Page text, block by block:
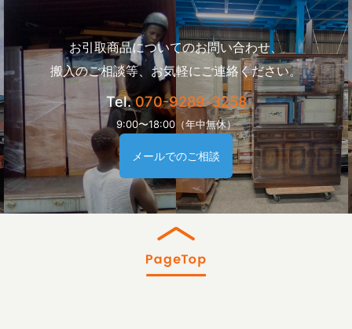
お引取商品についてのお問い合わせ、
搬入のご相談等、お気軽にご連絡ください。
Tel. 070-9289-3258
9:00〜18:00（年中無休）
メールでのご相談